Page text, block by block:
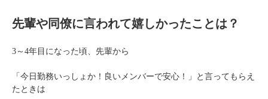
先輩や同僚に言われて嬉しかったことは？
3～4年目になった頃、先輩から
「今日勤務いっしょか！良いメンバーで安心！」と言ってもらえ
たときは